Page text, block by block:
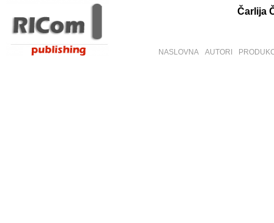
Čarlija
AUTORI
NASLOVNA